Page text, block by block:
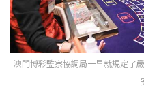
澳門博彩監察協調局一早就規定了